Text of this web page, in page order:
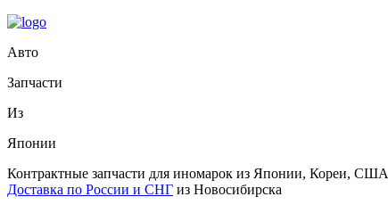
Авто
Запчасти
Из
Японии
Контрактные запчасти для иномарок из Японии, Кореи, США
Доставка по России и СНГ из Новосибирска